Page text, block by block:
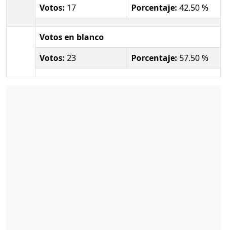
Votos: 17 Porcentaje: 42.50 %
Votos en blanco
Votos: 23 Porcentaje: 57.50 %